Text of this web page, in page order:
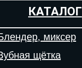
КАТАЛОГ
миксер
щётка